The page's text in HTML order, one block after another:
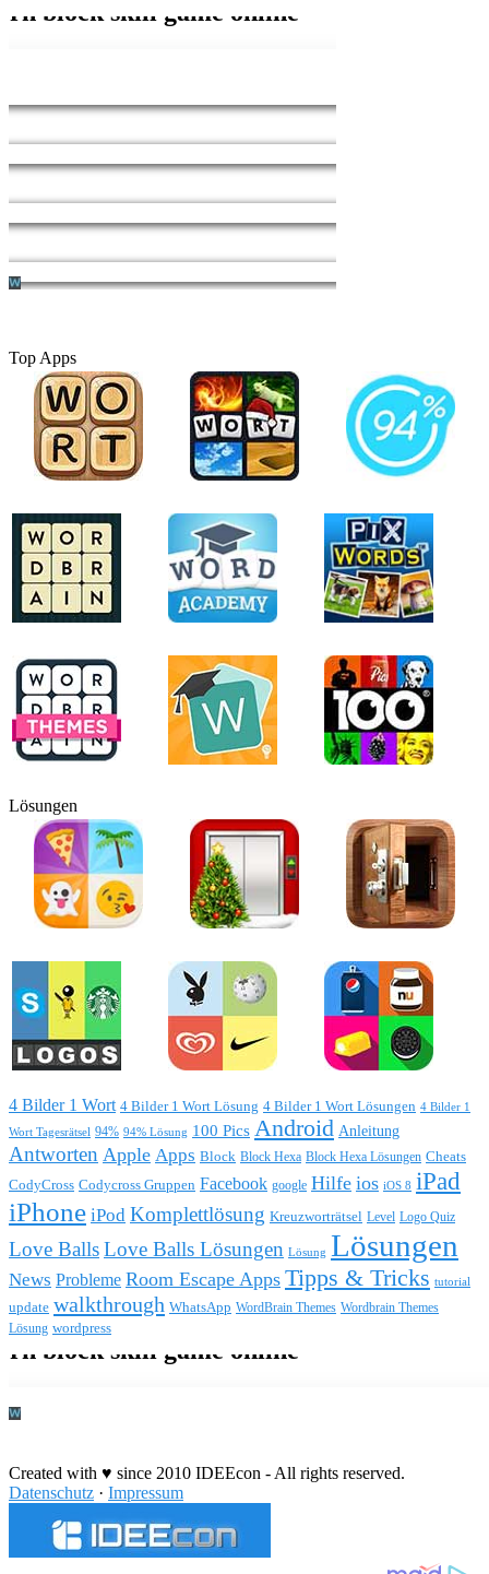
Top Apps
Lösungen
4 Bilder 1 Wort 4 Bilder 1 Wort Lösung 4 Bilder 1 Wort Lösungen 4 Bilder 1
Wort Tagesrätsel 94% 94% Lösung 100 Pics Android Anleitung
Antworten Apple Apps Block Block Hexa Block Hexa Lösungen Cheats
CodyCross Codycross Gruppen Facebook google Hilfe ios iOS 8 iPad
iPhone iPod Komplettlösung Kreuzworträtsel Level Logo Quiz
Love BallsLove Balls Lösungen Lösung Lösungen
News Probleme Room Escape Apps Tipps & Tricks tutorial
update walkthrough WhatsApp WordBrain Themes Wordbrain Themes
Lösung wordpress
Created with ♥ since 2010 IDEEcon - All rights reserved.
Datenschutz · Impressum